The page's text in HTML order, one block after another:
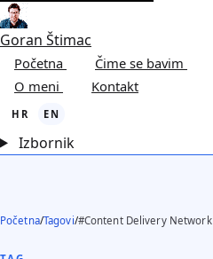
Goran Štimac
Početna Čime se bavim
O meni
Kontakt
HR EN
Izbornik
Početna/Tagovi/#Content Delivery Network